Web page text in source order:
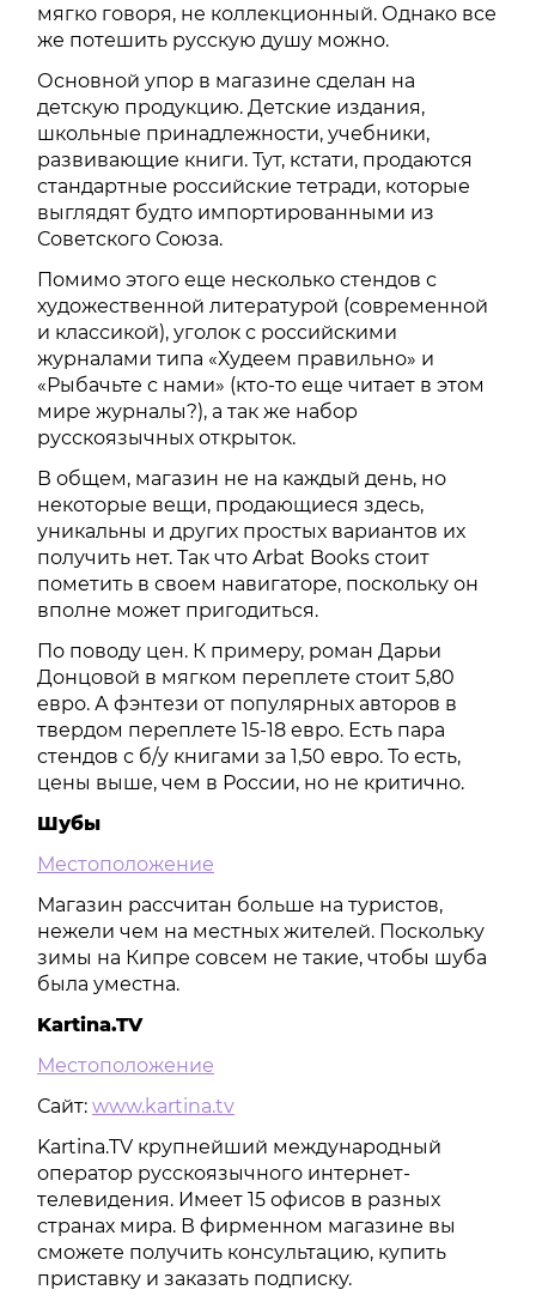
мягко говоря, не коллекционный. Однако все
же потешить русскую душу можно.
Основной упор в магазине сделан на
детскую продукцию. Детские издания,
школьные принадлежности, учебники,
развивающие книги. Тут, кстати, продаются
стандартные российские тетради, которые
выглядят будто импортированными из
Советского Союза.
Помимо этого еще несколько стендов с
художественной литературой (современной
и классикой), уголок с российскими
журналами типа «Худеем правильно» и
«Рыбачьте с нами» (кто-то еще читает в этом
мире журналы?), а так же набор
русскоязычных открыток.
В общем, магазин не на каждый день, но
некоторые вещи, продающиеся здесь,
уникальны и других простых вариантов их
получить нет. Так что Arbat Books стоит
пометить в своем навигаторе, поскольку он
вполне может пригодиться.
По поводу цен. К примеру, роман Дарьи
Донцовой в мягком переплете стоит 5,80
евро. А фэнтези от популярных авторов в
твердом переплете 15-18 евро. Есть пара
стендов с б/у книгами за 1,50 евро. То есть,
цены выше, чем в России, но не критично.
Шубы
Местоположение
Магазин рассчитан больше на туристов,
нежели чем на местных жителей. Поскольку
зимы на Кипре совсем не такие, чтобы шуба
была уместна.
Kartina.TV
Местоположение
Сайт: www.kartina.tv
Kartina.TV крупнейший международный
оператор русскоязычного интернет-
телевидения. Имеет 15 офисов в разных
странах мира. В фирменном магазине вы
сможете получить консультацию, купить
приставку и заказать подписку.